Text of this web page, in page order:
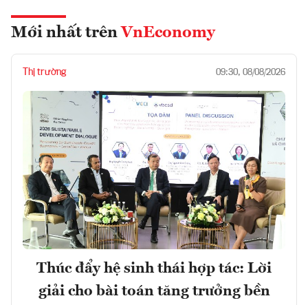
Mới nhất trên VnEconomy
Thị trường 09:30, 08/08/2026
Thúc đẩy hệ sinh thái hợp tác: Lời
giải cho bài toán tăng trưởng bền